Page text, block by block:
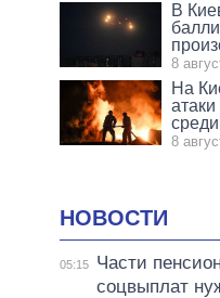
В
8
На
8
НОВОСТИ
05:15
Части
соцвыплат